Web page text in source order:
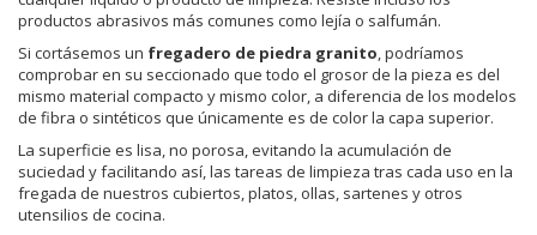
productos abrasivos más comunes como lejía o salfumán.
Si cortásemos un fregadero de piedra granito, podríamos
comprobar en su seccionado que todo el grosor de la pieza es del
mismo material compacto y mismo color, a diferencia de los modelos
de fibra o sintéticos que únicamente es de color la capa superior.
La superficie es lisa, no porosa, evitando la acumulación de
suciedad y facilitando así, las tareas de limpieza tras cada uso en la
fregada de nuestros cubiertos, platos, ollas, sartenes y otros
utensilios de cocina.